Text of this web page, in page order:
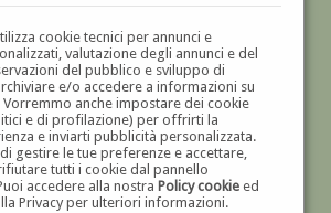
cookie tecnici per annunci e
valutazione degli annunci e del
del pubblico e sviluppo di
e/o accedere a informazioni su
anche impostare dei cookie
e di profilazione) per offrirti la
e inviarti pubblicità personalizzata.
gestire le tue preferenze e accettare,
tutti i cookie dal pannello
accedere alla nostra Policy cookieed
Privacy per ulteriori informazioni.
GALLERIAD'ARTE
E SCULTURE '800 E '900